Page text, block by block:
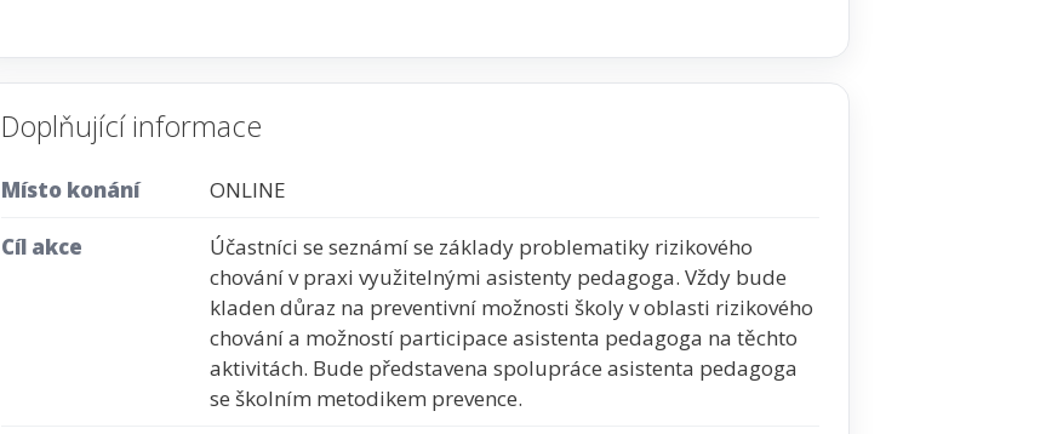
Doplňující informace
Místo konání ONLINE
Cíl akce
Účastníci se seznámí se základy problematiky rizikového
chování v praxi využitelnými asistenty pedagoga. Vždy bude
kladen důraz na preventivní možnosti školy v oblasti rizikového
chování a možností participace asistenta pedagoga na těchto
aktivitách. Bude představena spolupráce asistenta pedagoga
se školním metodikem prevence.